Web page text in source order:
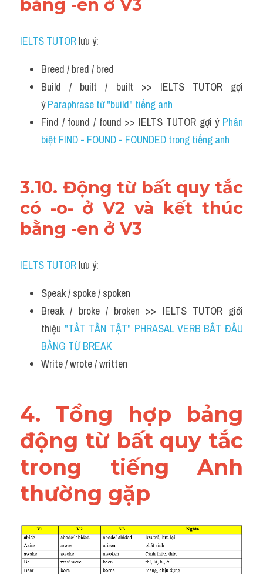
bằng -en ở V3
IELTS TUTOR lưu ý:
Breed / bred / bred
Build / built / built >> IELTS TUTOR gợi
ý Paraphrase từ "build" tiếng anh
Find / found / found >> IELTS TUTOR gợi ý Phân
biệt FIND - FOUND - FOUNDED trong tiếng anh
3.10. Động từ bất quy tắc
có -o- ở V2 và kết thúc
bằng -en ở V3
IELTS TUTOR lưu ý:
Speak / spoke / spoken
Break / broke / broken >> IELTS TUTOR giới
thiệu "TẤT TẦN TẬT" PHRASAL VERB BẮT ĐẦU
BẰNG TỪ BREAK
Write / wrote / written
4. Tổng hợp bảng
động từ bất quy tắc
trong tiếng Anh
thường gặp